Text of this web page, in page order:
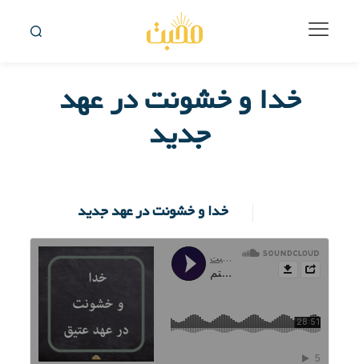
خدا و خشونت در عهد
جدید
خدا و خشونت در عهد جدید